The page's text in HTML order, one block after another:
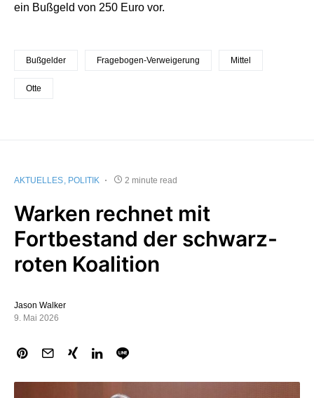
ein Bußgeld von 250 Euro vor.
Bußgelder Fragebogen-Verweigerung Mittel
Otte
AKTUELLES POLITIK 2 minute read
Warken rechnet mit
Fortbestand der schwarz-
roten Koalition
Jason Walker
9. Mai 2026